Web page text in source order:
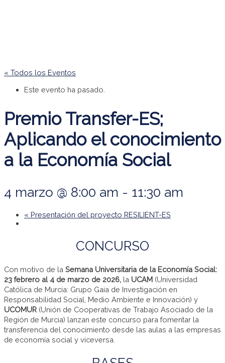
« Todos los Eventos
Este evento ha pasado.
Premio Transfer-ES;
Aplicando el conocimiento
a la Economía Social
4 marzo @ 8:00 am - 11:30 am
« Presentación del proyecto RESILIENT-ES
CONCURSO
Con motivo de la Semana Universitaria de la Economía Social:
23 febrero al 4 de marzo de 2026, la UCAM (Universidad
Católica de Murcia: Grupo Gaia de Investigación en
Responsabilidad Social, Medio Ambiente e Innovación) y
UCOMUR (Unión de Cooperativas de Trabajo Asociado de la
Región de Murcia) lanzan este concurso para fomentar la
transferencia del conocimiento desde las aulas a las empresas
de economía social y viceversa.